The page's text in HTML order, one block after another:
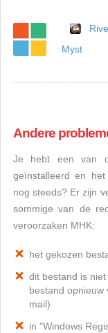
Myst
Andere
Je hebt een van
geïnstalleerd en
nog steeds? Er zijn
sommige van de
veroorzaken MHK:
het gekozen
dit bestand is
bestand opnieuw
mail)
in "Windows